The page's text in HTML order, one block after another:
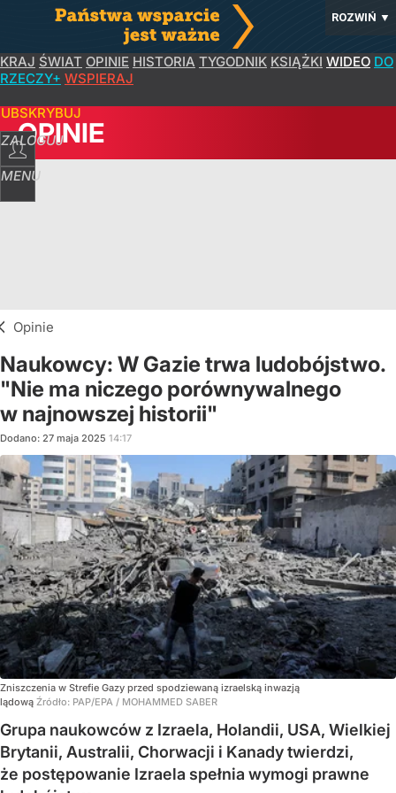
ROZWIŃ ▼
KRAJ ŚWIAT OPINIE HISTORIA TYGODNIK KSIĄŻKI WIDEO DO
RZECZY+ WSPIERAJ
ZALOGUJ
MENU
OPINIE
Opinie
Naukowcy: W Gazie trwa ludobójstwo.
"Nie ma niczego porównywalnego
w najnowszej historii"
Dodano: 27 maja 2025 14:17
Zniszczenia w Strefie Gazy przed spodziewaną izraelską inwazją
lądową Źródło: PAP/EPA / MOHAMMED SABER
Grupa naukowców z Izraela, Holandii, USA, Wielkiej
Brytanii, Australii, Chorwacji i Kanady twierdzi,
że postępowanie Izraela spełnia wymogi prawne